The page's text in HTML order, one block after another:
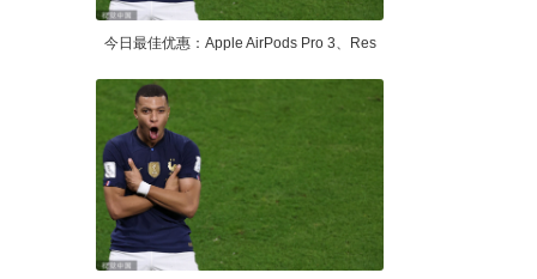
今日最佳优惠：Apple AirPods Pro 3、Res